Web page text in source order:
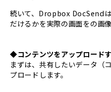
続いて、Dropbox DocSend
だけるかを実際の画面をの画
◆コンテンツをアップロード
まずは、共有したいデータ（
プロードします。